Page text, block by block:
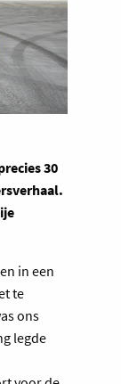
30
in een
te
ons
legde